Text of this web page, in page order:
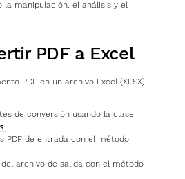
la manipulación, el análisis y el
PDF a Excel
PDF en un archivo Excel (XLSX),
de conversión usando la clase
.
PDF de entrada con el método
archivo de salida con el método